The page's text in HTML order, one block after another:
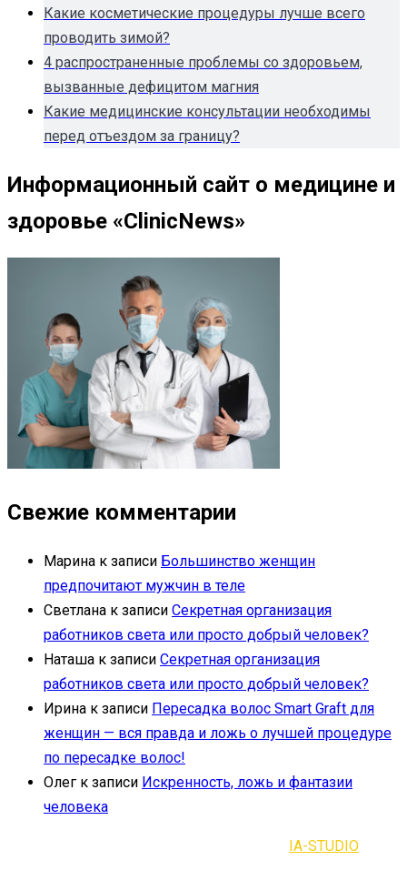
Какие косметические процедуры лучше всего
проводить зимой?
4 распространенные проблемы со здоровьем,
вызванные дефицитом магния
Какие медицинские консультации необходимы
перед отъездом за границу?
Информационный сайт о медицине и
здоровье «ClinicNews»
Свежие комментарии
Марина к записи Большинство женщин
предпочитают мужчин в теле
Светлана к записи Секретная организация
работников света или просто добрый человек?
Наташа к записи Секретная организация
работников света или просто добрый человек?
Ирина к записи Пересадка волос Smart Graft для
женщин — вся правда и ложь о лучшей процедуре
по пересадке волос!
Олег к записи Искренность, ложь и фантазии
человека
IA-STUDIO